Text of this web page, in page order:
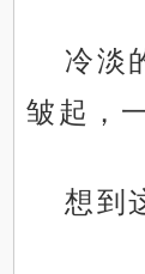
冷淡
皱起，
想到